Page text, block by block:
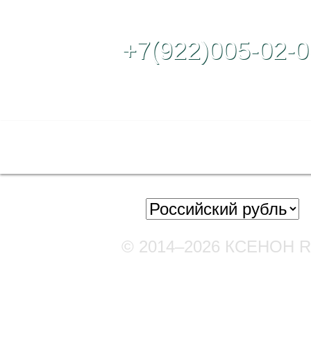
+7(922)005-02-
© 2014–2026 КСЕНОН